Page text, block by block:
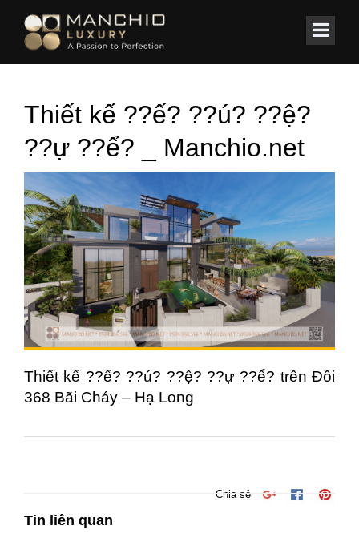
Home/BIỆT THỰ/ Thiết kế Kiến trúc/Nội thất Biệt Thự Biển
Thiết kế ??ế? ??ú? ??ệ?
??ự ??ể? _ Manchio.net
Thiết kế ??ế? ??ú? ??ệ? ??ự ??ể? trên Đồi
368 Bãi Cháy – Hạ Long
Chia sẻ
Tin liên quan